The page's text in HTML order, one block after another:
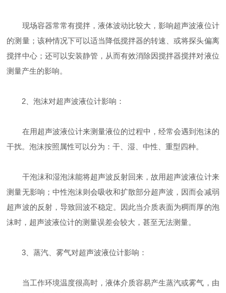
现场容器常常有搅拌，液体波动比较大，影响超声波液位计
的测量；该种情况下可以适当降低搅拌器的转速、或将探头偏离
搅拌中心；还可以安装静管，从而有效消除因搅拌器搅拌对液位
测量产生的影响。
2、泡沫对超声波液位计影响：
在用超声波液位计来测量液位的过程中，经常会遇到泡沫的
干扰。泡沫按照属性可以分为：干、湿、中性、重型四种。
干泡沫和湿泡沫能将超声波反射回来，故用超声波液位计来
测量无影响；中性泡沫则会吸收和扩散部分超声波，因而会减弱
超声波的反射，导致回波不稳定。因此当介质表面为稠而厚的泡
沫时，超声波液位计的测量误差会较大，甚至无法测量。
3、蒸汽、雾气对超声波液位计影响：
当工作环境温度很高时，液体介质容易产生蒸汽或雾气，由